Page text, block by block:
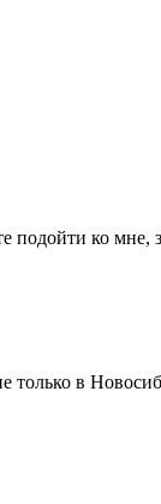
ко мне,
только в